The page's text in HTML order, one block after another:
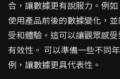
合，讓數據更有說服力。例
使用產品前後的數據變化，
受和體驗。這可以讓觀眾感
有效性。 可以準備一些不同
例，讓數據更具代表性。